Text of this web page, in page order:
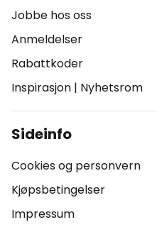
Jobbe hos oss
Anmeldelser
Rabattkoder
Inspirasjon | Nyhetsrom
Sideinfo
Cookies og personvern
Kjøpsbetingelser
Impressum